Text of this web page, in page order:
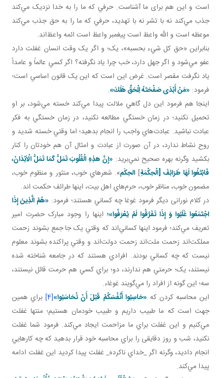
است و اين هم برای ما آشناست. حرفي که ما را به خدا نزديک مي‌کند
جذب مي‌کند نه با تشر نه با تهديد، حرفي که ما را به حق جذب مي‌کند
موعظه است و الله واعظ است پيغمبر واعظ است ائمه واعظ‌اند.
بنابراين «حق کل شيء بحسبه»، يک؛ و اگر يک وقت انسان غفلت دارد
عفو مي‌شود و اگر جهل دارد، خب چرا ياد نگرفته؟ اگر کسي عالماً و عامداً
ياد نگرفت مقصر است. غرض اين است که اين يک قانون اساسي است؛
فرمود: «مَنْ أَبْدَى صَفْحَتَهُ لِلْحَقِّ هَلَكَ».
اينجا هم فرمود اين دل گاهي ملالت پيدا مي‌کند خسته مي‌شود، بر او
تحميل نکنيد؛ در زمان خستگي مطالعه نکنيد، در زمان خستگي به فکر
عبادت نباشيد. عبادت‌هاي واجب را انجام بدهيد؛ اما وقتي خسته شديد و
روح نشاط ندارد، در آن صورت از عبادت و امثال آن هم خودتان را کنار
بکشيد وگرنه بهره صحيح نمي‌بريد: «إِنَّ هذِهِ الْقُلُوبَ تَمَلُّ كَمَا تَمَلُّ الْاَبْدَانُ،
فَابْتَغُوا لَهَا طَرَائِفَ [الْحِكْمَةِ] الحِکَم». شعرهاي خوب، منثور و منظوم خوب،
مضمون خوب، مناظر خوب، حرم‌هاي اهل بيت، اينها طرائف حکمت اند.
در کلام نورانی ديگر فرمود غوغا چه کساني هستند؛ فرمود: «هُمُ الَّذِينَ إِذَا
اجْتَمَعُوا غَلَبُوا وَ إِذَا تَفَرَّقُوا لَمْ يُعْرَفُوا»؛ اينها را وجود مبارک حضرت امير
تعريف مي‌کند؛ فرمود اينها کساني‌اند که وقتي يک جا جمع بشوند زحمت
مملکت‌اند زحمت ملت‌اند زحمت دولت‌اند و وقتي پراکنده بشوند معلوم
نيست که چه کساني بودند. افرادي هستند که در جامعه شناخته شده
نيستند، يک؛ حرمتي هم ندارند، دو؛ براي کسي هم حرمت قائل نيستند،
سه؛ اين ‌گونه از افراد را مي‌گويند غوغاء.
اين محاسبه کردن که «حَاسِبُوا أَنْفُسَكُمْ قَبْلَ أَنْ تُحَاسَبُوا»[4] براي همين
جهت است که ما طبيب داريم و طبيب خودمان هستيم؛ منتها غفلت
مي‌کنيم و اين غفلت براي ما مزاحمت ايجاد مي‌کند. فرمود شما غفلت
نکنيد، شب و روز دقايقی را براي محاسبه خود قرار بدهيد که چه کارهايي
انجام داديد، وگرنه اگر _خداي ناکرده_ غفلت پيدا کرديد اين غفلت ادامه
پيدا مي‌کند.